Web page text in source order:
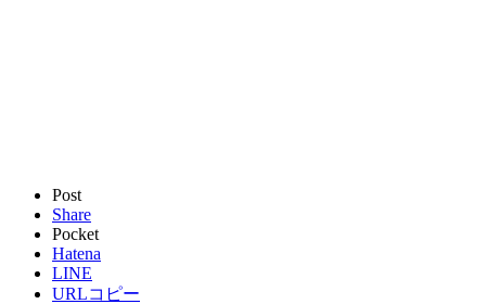
Post
Share
Pocket
Hatena
LINE
URLコピー